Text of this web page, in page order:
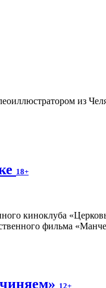
из
18+
киноклуба
фильма
12+